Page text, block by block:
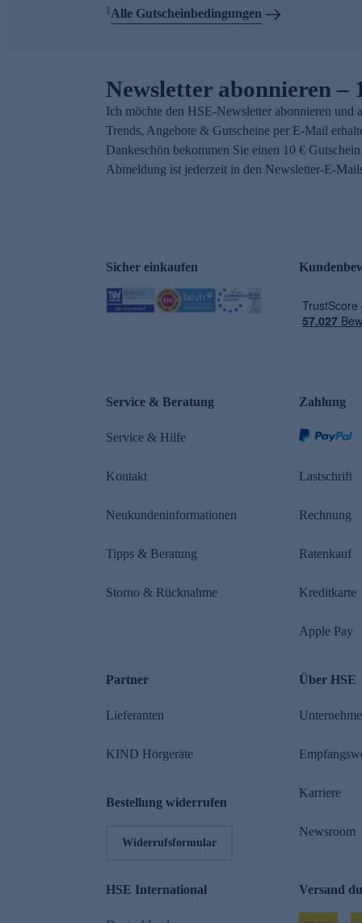
1Alle Gutscheinbedingungen
Newsletter abonnieren –
Ich möchte den HSE-Newsletter abonnieren und
Trends, Angebote & Gutscheine per E-Mail
Dankeschön bekommen Sie einen 10 €
Abmeldung ist jederzeit in den Newsletter-E-
Sicher einkaufen
Service & Beratung
Service & Hilfe
Kontakt
Neukundeninformationen
Tipps & Beratung
Storno & Rücknahme
Zahlung
Lastschrift
Rechnung
Ratenkauf
Kreditkarte
Apple Pay
Partner
Lieferanten
KIND Hörgeräte
Bestellung widerrufen
Widerrufsformular
Über HSE
Karriere
Newsroom
HSE International Versand